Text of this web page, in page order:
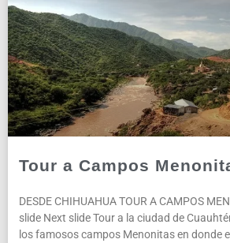
Tour a Campos
DESDE CHIHUAHUA TOUR A CAMPOS
slide Next slide Tour a la ciudad de
los famosos campos Menonitas en donde